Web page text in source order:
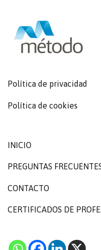
Política de privacidad
Política de cookies
INICIO
PREGUNTAS
CONTACTO
CERTIFICADOS DE